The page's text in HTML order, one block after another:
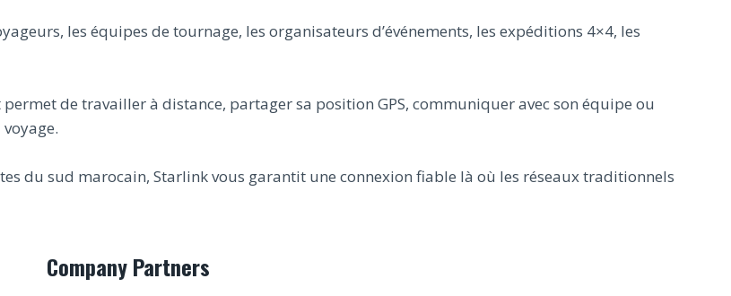
les équipes de tournage, les organisateurs d’événements, les expéditions 4×4, les
de travailler à distance, partager sa position GPS, communiquer avec son équipe ou
du sud marocain, Starlink vous garantit une connexion fiable là où les réseaux traditionnels
Company Partners